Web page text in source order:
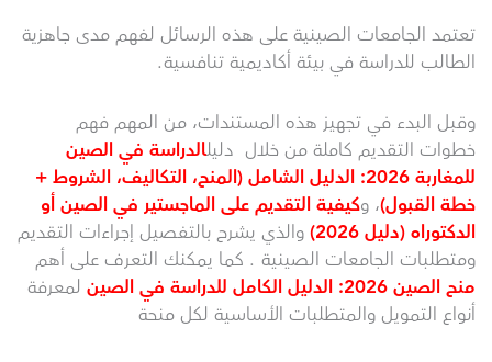
تعتمد الجامعات الصينية على هذه الرسائل لفهم مدى جاهزية
الطالب للدراسة في بيئة أكاديمية تنافسية.
وقبل البدء في تجهيز هذه المستندات، من المهم فهم
خطوات التقديم كاملة من خلال دليلالدراسة في الصين
للمغاربة 2026: الدليل الشامل (المنح، التكاليف، الشروط +
خطة القبول)، وكيفية التقديم على الماجستير في الصين أو
الدكتوراه (دليل 2026)
والذي يشرح بالتفصيل إجراءات التقديم
ومتطلبات الجامعات الصينية . كما يمكنك التعرف على أهم
منح الصين 2026: الدليل الكامل للدراسة في الصين
لمعرفة
أنواع التمويل والمتطلبات الأساسية لكل منحة